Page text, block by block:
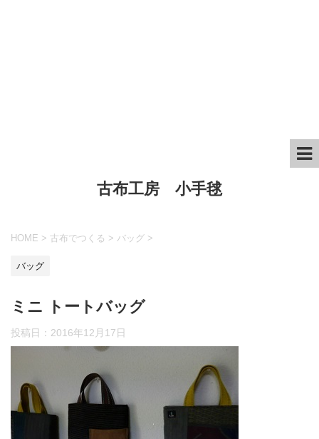
古布工房 小手毬
HOME > 古布でつくる > バッグ >
バッグ
ミニ トートバッグ
投稿日： 2016年12月17日